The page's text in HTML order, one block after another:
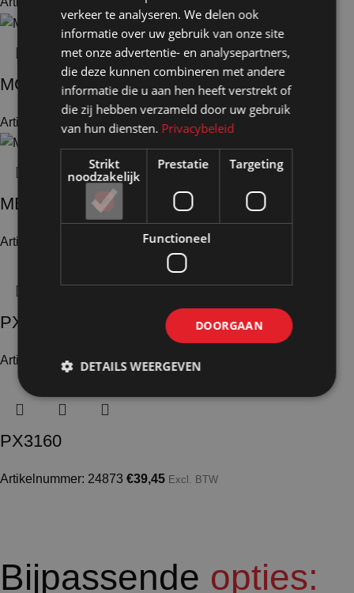
MOT4
Artikelnummer: 24587 21,85 Excl. BTW
MEGA O
Artikelnummer: 24583 85,65 Excl. BTW
PX3132 / S30
Artikelnummer: 24872€20,70 Excl. BTW
PX3160
Artikelnummer: 24873 €39,45 Excl. BTW
Bijpassende opties:
verkeer te analyseren. We delen ook
informatie over uw gebruik van onze site
met onze advertentie- en analysepartners,
die deze kunnen combineren met andere
informatie die u aan hen heeft verstrekt of
die zij hebben verzameld door uw gebruik
van hun diensten. Privacybeleid
Strikt
noodzakelijk
Prestatie Targeting
Functioneel
DOORGAAN
DETAILS WEERGEVEN